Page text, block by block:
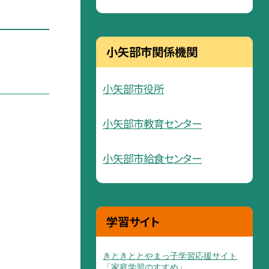
小矢部市関係機関
小矢部市役所
小矢部市教育センター
小矢部市給食センター
学習サイト
きときととやまっ子学習応援サイト